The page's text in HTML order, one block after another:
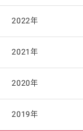
2025年10月
2025年9月
2025年8月
2025年7月
2024年11月
2024年10月
2024年9月
2024年8月
2023年12月
2023年11月
2023年10月
2023年9月
2022年
2022年12月
2022年11月
2022年10月
2021年
2021年12月
2021年11月
2020年
2020年12月
2019年